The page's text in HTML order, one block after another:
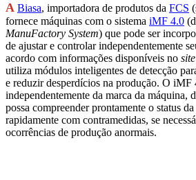
A Biasa, importadora de produtos da FCS
fornece máquinas com o sistema iMF 4.0
ManuFactory System) que pode ser
de ajustar e controlar independentemente
acordo com informações disponíveis no site
utiliza módulos inteligentes de detecção
e reduzir desperdícios na produção. O iMF
independentemente da marca da máquina,
possa compreender prontamente o status
rapidamente com contramedidas, se
ocorrências de produção anormais.